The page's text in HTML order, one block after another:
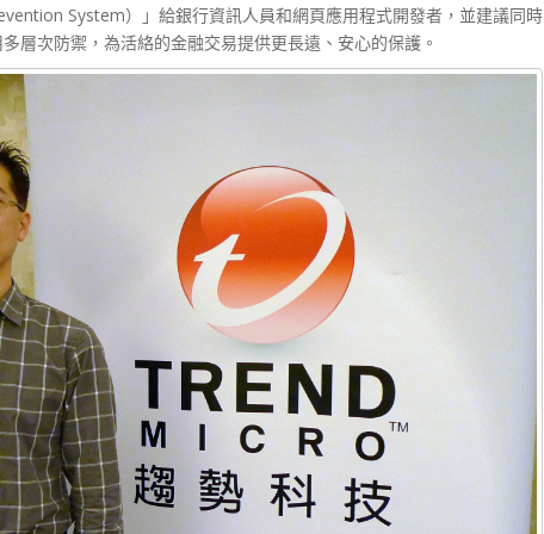
System）」給銀行資訊人員和網頁應用程式開發者，並建議同時
層次防禦，為活絡的金融交易提供更長遠、安心的保護。